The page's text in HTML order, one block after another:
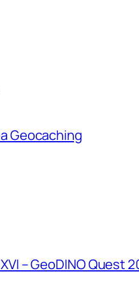
Geocaching
– GeoDINO Quest